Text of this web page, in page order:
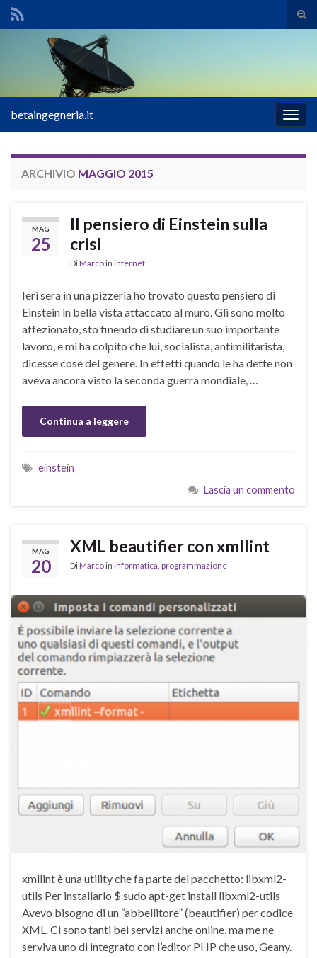
il
Search for:
la
betaingegneria.it
ARCHIVIO MAGGIO 2015
MAG
25
Il pensiero di Einstein sulla
crisi
DiMarcoin internet
Ieri sera in una pizzeria ho trovato questo pensiero di
Einstein in bella vista attaccato al muro. Gli sono molto
affezionato, sto finendo di studiare un suo importante
lavoro, e mi ha colpito che lui, socialista, antimilitarista,
dicesse cose del genere. In effetti quando le ha dette non
aveva ancora visto la seconda guerra mondiale, …
Continua a leggere
einstein
Lascia un commento
MAG
20
XML beautifier con xmllint
DiMarcoin informatica programmazione
xmllint è una utility che fa parte del pacchetto: libxml2-
utils Per installarlo $ sudo apt-get install libxml2-utils
Avevo bisogno di un “abbellitore” (beautifier) per codice
XML. Ci sono tanti bei servizi anche online, ma me ne
serviva uno di integrato con l’editor PHP che uso, Geany.